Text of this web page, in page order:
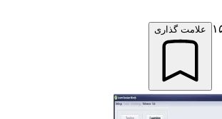
علامت گذاری